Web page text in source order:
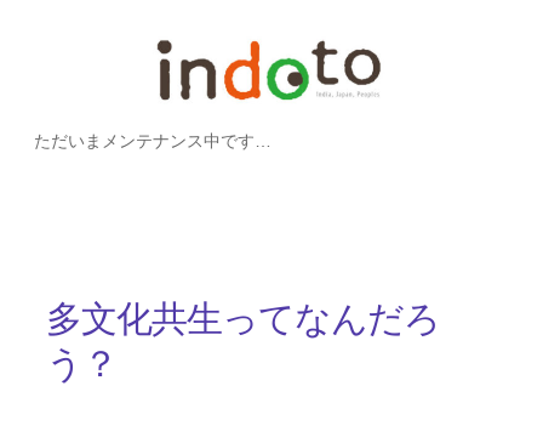
ただいまメンテナンス中です…
多文化共生ってなんだろ
う？